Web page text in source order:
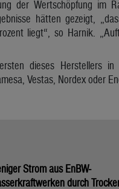
der Wertschöpfung im
hätten gezeigt,
liegt“, so Harnik.
dieses Herstellers in
Vestas, Nordex oder
Strom aus EnBW-
durch